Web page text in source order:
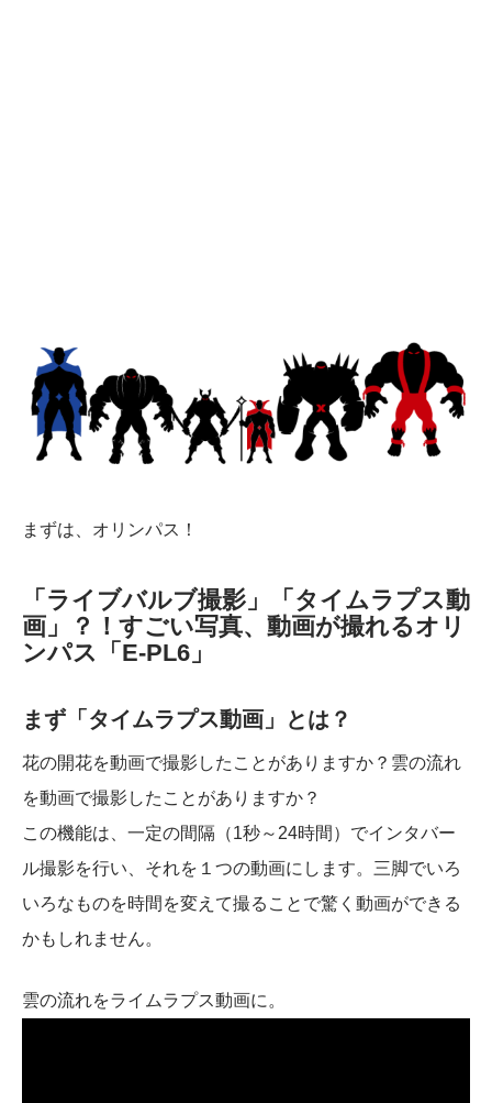
まずは、オリンパス！
「ライブバルブ撮影」「タイムラプス動
画」？！すごい写真、動画が撮れるオリ
ンパス「E-PL6」
まず「タイムラプス動画」とは？
花の開花を動画で撮影したことがありますか？雲の流れ
を動画で撮影したことがありますか？
この機能は、一定の間隔（1秒～24時間）でインタバー
ル撮影を行い、それを１つの動画にします。三脚でいろ
いろなものを時間を変えて撮ることで驚く動画ができる
かもしれません。
雲の流れをライムラプス動画に。